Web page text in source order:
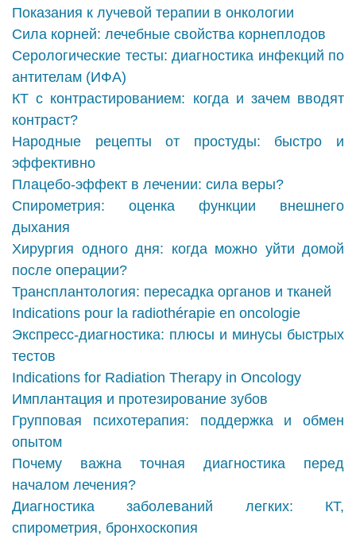
Показания к лучевой терапии в онкологии
Сила корней: лечебные свойства корнеплодов
Серологические тесты: диагностика инфекций по
антителам (ИФА)
КТ с контрастированием: когда и зачем вводят
контраст?
Народные рецепты от простуды: быстро и
эффективно
Плацебо-эффект в лечении: сила веры?
Спирометрия: оценка функции внешнего
дыхания
Хирургия одного дня: когда можно уйти домой
после операции?
Трансплантология: пересадка органов и тканей
Indications pour la radiothérapie en oncologie
Экспресс-диагностика: плюсы и минусы быстрых
тестов
Indications for Radiation Therapy in Oncology
Имплантация и протезирование зубов
Групповая психотерапия: поддержка и обмен
опытом
Почему важна точная диагностика перед
началом лечения?
Диагностика заболеваний легких: КТ,
спирометрия, бронхоскопия